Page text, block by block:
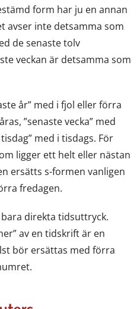
form har ju en annan
avser inte detsamma som
de senaste tolv
veckan är detsamma som
år” med i fjol eller förra
”senaste vecka” med
med i tisdags. För
ligger ett helt eller nästan
ersätts s-formen vanligen
fredagen.
direkta tidsuttryck.
av en tidskrift är en
bör ersättas med förra